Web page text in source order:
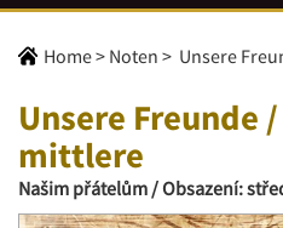
Home> Noten > Unsere
Unsere Freunde
mittlere
Našim přátelům / Obsazení: